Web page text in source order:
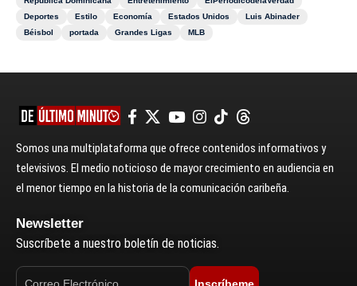
Deportes
Estilo Economía Estados Unidos
Luis Abinader
Béisbol
portada Grandes Ligas MLB
Somos una multiplataforma que ofrece contenidos informativos y
televisivos. El medio noticioso de mayor crecimiento en audiencia en
el menor tiempo en la historia de la comunicación caribeña.
Newsletter
Suscríbete a nuestro boletín de noticias.